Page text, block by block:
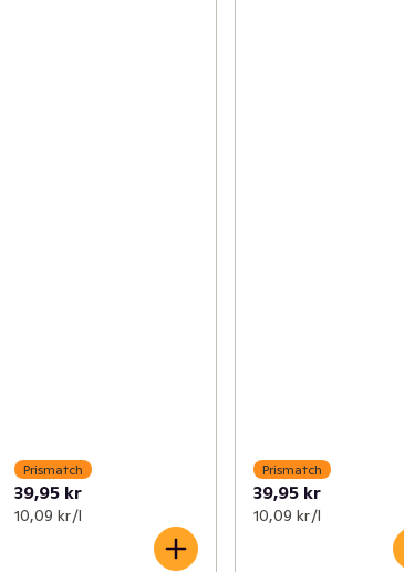
Prismatch
39,95 kr
10,09 kr /l
Prismatch
39,95 kr
10,09 kr /l